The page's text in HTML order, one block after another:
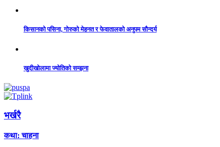
किसानको पसिना, गोरुको मेहनत र फेवातालको अनुपम सौन्दर्य
खुदीखोलामा ज्योतिको सम्झना
भर्खरै
कथा: चाहना